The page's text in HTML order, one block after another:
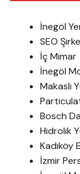
İnegöl
SEO
İç Mimar
İnegöl
Makaslı
Bosch
Hidrolik
Kadıköy
İzmir